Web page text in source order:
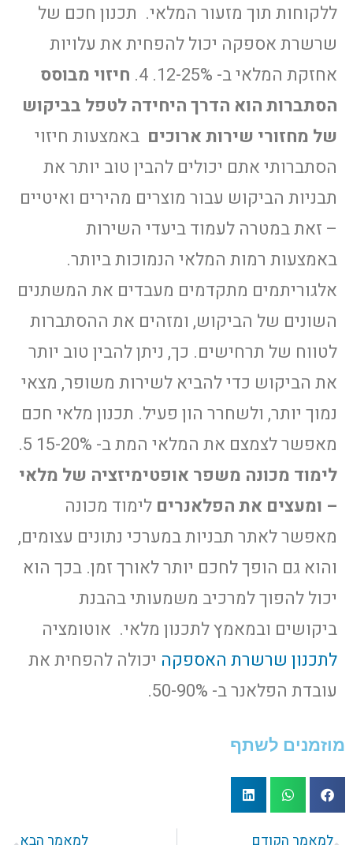
ללקוחות תוך מזעור המלאי. תכנון חכם של
שרשרת אספקה יכול להפחית את עלויות
אחזקת המלאי ב- 12-25%. 4.
חיזוי מבוסס
הסתברות הוא הדרך היחידה לטפל בביקוש
של מחזורי שירות ארוכים באמצעות חיזוי
הסתברותי אתם יכולים להבין טוב יותר את
תבניות הביקוש עבור מוצרים מהירים ואיטיים
– זאת במטרה לעמוד ביעדי השירות
באמצעות רמות המלאי הנמוכות ביותר.
אלגוריתמים מתקדמים מעבדים את המשתנים
השונים של הביקוש, ומזהים את ההסתברות
לטווח של תרחישים. כך, ניתן להבין טוב יותר
את הביקוש כדי להביא לשירות משופר, מצאי
נמוך יותר, ולשחרר הון פעיל. תכנון מלאי חכם
מאפשר לצמצם את המלאי המת ב- 15-20% 5.
לימוד מכונה משפר אופטימיזציה של מלאי
– ומעצים את הפלאנרים לימוד מכונה
מאפשר לאתר תבניות במערכי נתונים עצומים,
והוא גם הופך לחכם יותר לאורך זמן. בכך הוא
יכול להפוך למרכיב משמעותי בהבנת
ביקושים ובמאמץ לתכנון מלאי. אוטומציה
לתכנון שרשרת האספקה יכולה להפחית את
עובדת הפלאנר ב- 50-90%.
מוזמנים לשתף
למאמר הקודם למאמר הבא